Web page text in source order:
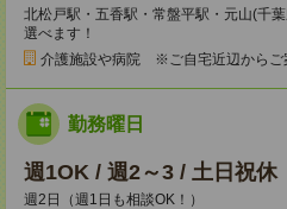
北松戸駅・五香駅・常盤平駅・元山(
選べます！
介護施設や病院 ※ご自宅近辺からご
勤務曜日
週1OK / 週2～3 / 土日祝休
週2日（週1日も相談OK！）